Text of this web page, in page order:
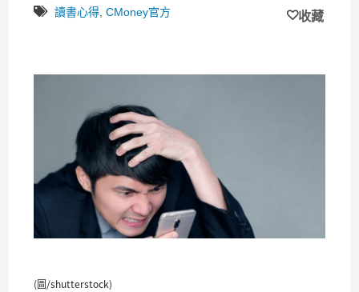
讀書心得 CMoney官方 收藏
(圖/shutterstock)